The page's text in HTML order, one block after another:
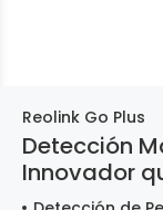
Reolink Go Plus
Detección
Innovador